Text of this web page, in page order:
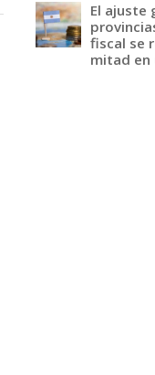
El ajuste
fiscal se
mitad en